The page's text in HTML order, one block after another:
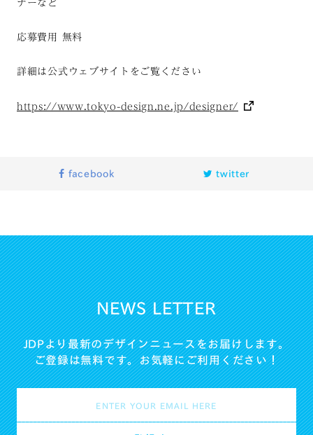
ナーなど
応募費用 無料
詳細は公式ウェブサイトをご覧ください
https://www.tokyo-design.ne.jp/designer/
facebook twitter
NEWS LETTER
JDPより最新のデザインニュースをお届けします。
ご登録は無料です。お気軽にご利用ください！